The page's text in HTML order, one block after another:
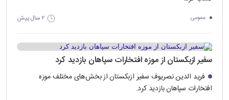
عمومی ۲ سال پیش
سفیر ازبکستان از موزه افتخارات سپاهان بازدید کرد
فرید الدین نصریوف سفیر ازبکستان از بخش‌های مختلف موزه
افتخارات سپاهان بازدید کرد.